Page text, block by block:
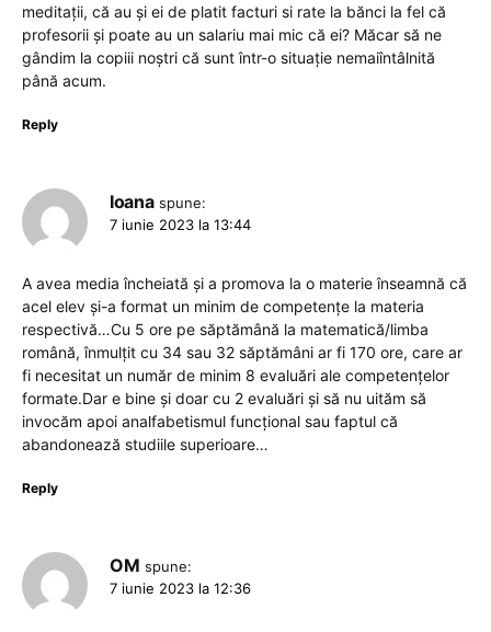
meditații, că au și ei de platit facturi si rate la bănci la fel că
profesorii și poate au un salariu mai mic că ei? Măcar să ne
gândim la copiii noștri că sunt într-o situație nemaiîntâlnită
până acum.
Reply
Ioana spune:
7 iunie 2023 la 13:44
A avea media încheiată și a promova la o materie înseamnă că
acel elev și-a format un minim de competențe la materia
respectivă…Cu 5 ore pe săptămână la matematică/limba
română, înmulțit cu 34 sau 32 săptămâni ar fi 170 ore, care ar
fi necesitat un număr de minim 8 evaluări ale competențelor
formate.Dar e bine și doar cu 2 evaluări și să nu uităm să
invocăm apoi analfabetismul funcțional sau faptul că
abandonează studiile superioare…
Reply
OM spune:
7 iunie 2023 la 12:36